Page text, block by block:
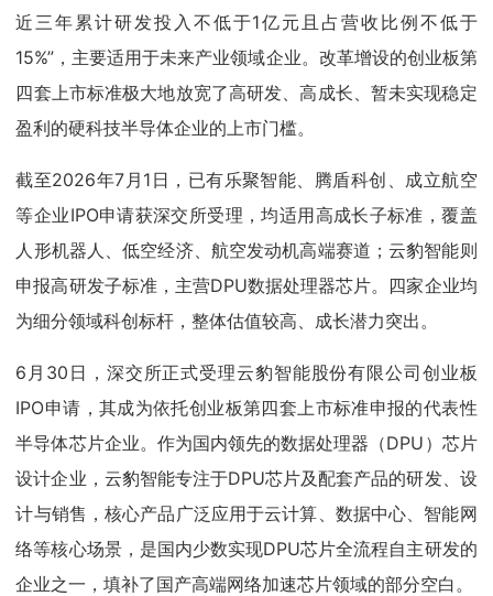
近三年累计研发投入不低于1亿元且占营收比例不低于
15%”，主要适用于未来产业领域企业。改革增设的创业板第
四套上市标准极大地放宽了高研发、高成长、暂未实现稳定
盈利的硬科技半导体企业的上市门槛。
截至2026年7月1日，已有乐聚智能、腾盾科创、成立航空
等企业IPO申请获深交所受理，均适用高成长子标准，覆盖
人形机器人、低空经济、航空发动机高端赛道；云豹智能则
申报高研发子标准，主营DPU数据处理器芯片。四家企业均
为细分领域科创标杆，整体估值较高、成长潜力突出。
6月30日，深交所正式受理云豹智能股份有限公司创业板
IPO申请，其成为依托创业板第四套上市标准申报的代表性
半导体芯片企业。作为国内领先的数据处理器（DPU）芯片
设计企业，云豹智能专注于DPU芯片及配套产品的研发、设
计与销售，核心产品广泛应用于云计算、数据中心、智能网
络等核心场景，是国内少数实现DPU芯片全流程自主研发的
企业之一，填补了国产高端网络加速芯片领域的部分空白。